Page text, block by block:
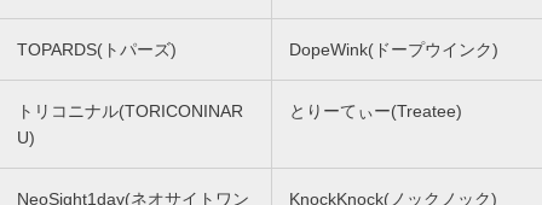
TOPARDS(トパーズ) DopeWink(ドープウインク)
トリコニナル(TORICONINAR
U)
とりーてぃー(Treatee)
NeoSight1day(ネオサイトワン
KnockKnock(ノックノック)